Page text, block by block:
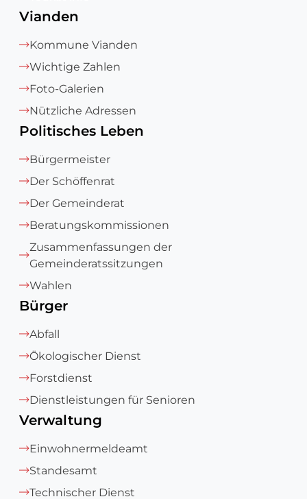
Vianden
Kommune Vianden
Wichtige Zahlen
Foto-Galerien
Nützliche Adressen
Politisches Leben
Bürgermeister
Der Schöffenrat
Der Gemeinderat
Beratungskommissionen
Zusammenfassungen der
Gemeinderatssitzungen
Wahlen
Bürger
Abfall
Ökologischer Dienst
Forstdienst
Dienstleistungen für Senioren
Verwaltung
Einwohnermeldeamt
Standesamt
Technischer Dienst